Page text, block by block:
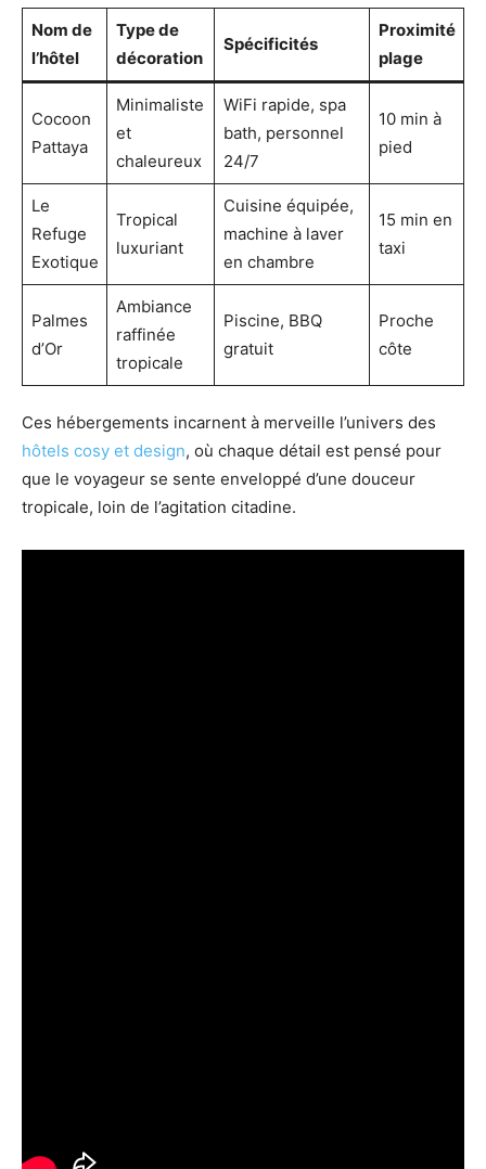
Nom de
l’hôtel
Type de
décoration
Spécificités
Proximité
plage
Cocoon
Pattaya
Minimaliste
et
chaleureux
WiFi rapide, spa
bath, personnel
24/7
10 min à
pied
Le
Refuge
Exotique
Tropical
luxuriant
Cuisine équipée,
machine à laver
en chambre
15 min en
taxi
Palmes
d’Or
Ambiance
raffinée
tropicale
Piscine, BBQ
gratuit
Proche
côte
Ces hébergements incarnent à merveille l’univers des
hôtels cosy et design, où chaque détail est pensé pour
que le voyageur se sente enveloppé d’une douceur
tropicale, loin de l’agitation citadine.